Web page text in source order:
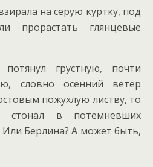
на серую куртку, под
прорастать глянцевые
грустную, почти
словно осенний ветер
пожухлую листву, то
в потемневших
Берлина? А может быть,